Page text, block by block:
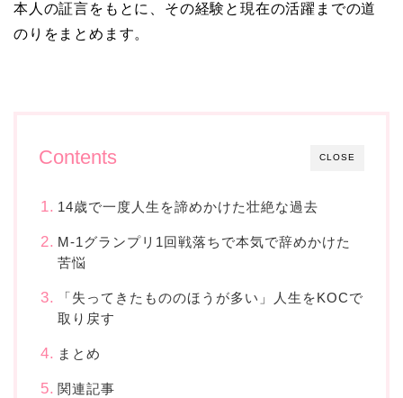
本人の証言をもとに、その経験と現在の活躍までの道
のりをまとめます。
CLOSE
Contents
14歳で一度人生を諦めかけた壮絶な過去
M-1グランプリ1回戦落ちで本気で辞めかけた
苦悩
「失ってきたもののほうが多い」人生をKOCで
取り戻す
まとめ
関連記事